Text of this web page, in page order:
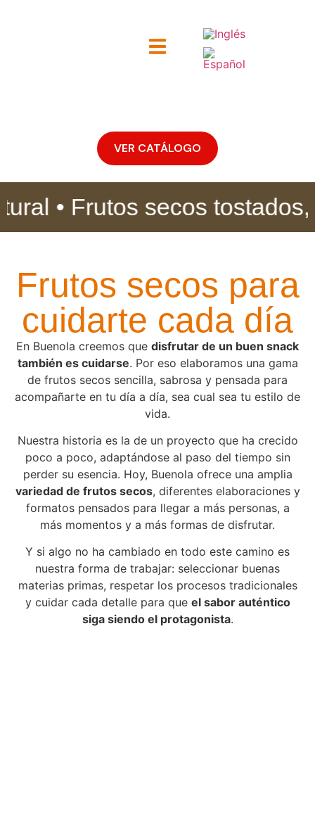
VER CATÁLOGO
• Frutos secos
Frutos secos para
cuidarte cada día​
En Buenola creemos que disfrutar de un buen snack
también es cuidarse. Por eso elaboramos una gama
de frutos secos sencilla, sabrosa y pensada para
acompañarte en tu día a día, sea cual sea tu estilo de
vida.
Nuestra historia es la de un proyecto que ha crecido
poco a poco, adaptándose al paso del tiempo sin
perder su esencia. Hoy, Buenola ofrece una amplia
variedad de frutos secos, diferentes elaboraciones y
formatos pensados para llegar a más personas, a
más momentos y a más formas de disfrutar.
Y si algo no ha cambiado en todo este camino es
nuestra forma de trabajar: seleccionar buenas
materias primas, respetar los procesos tradicionales
y cuidar cada detalle para que el sabor auténtico
siga siendo el protagonista.